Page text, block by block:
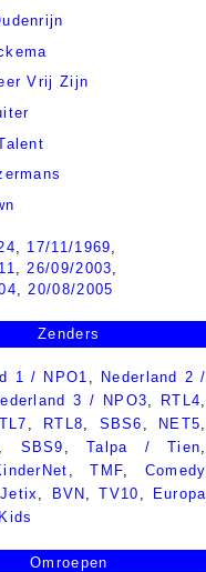
Vrij Zijn
, 17/11/1969,
,26/09/2003,
,20/08/2005
Zenders
1 / NPO1
Nederland 2 /
3 / NPO3 RTL4
RTL8 SBS6 NET5
SBS9 ,Talpa / Tien
,TMF
Comedy
Jetix BVN ,TV10
Europa
Omroepen